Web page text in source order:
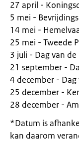
27 april -
5 mei -
14 mei -
25 mei - Tweede
3 juli - Dag van
21 september -
4 december -
25 december -
28 december -
*Datum is
kan daarom